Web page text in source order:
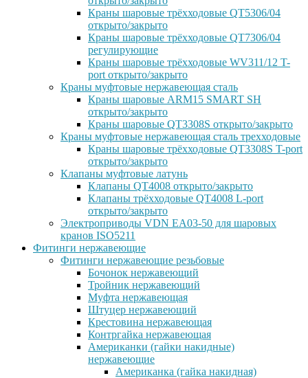
Краны шаровые трёхходовые QT5306/04
открыто/закрыто
Краны шаровые трёхходовые QT7306/04
регулирующие
Краны шаровые трёхходовые WV311/12 T-
port открыто/закрыто
Краны муфтовые нержавеющая сталь
Краны шаровые ARM15 SMART SH
открыто/закрыто
Краны шаровые QT3308S открыто/закрыто
Краны муфтовые нержавеющая сталь трехходовые
Краны шаровые трёхходовые QT3308S T-port
открыто/закрыто
Клапаны муфтовые латунь
Клапаны QT4008 открыто/закрыто
Клапаны трёхходовые QT4008 L-port
открыто/закрыто
Электроприводы VDN EA03-50 для шаровых
кранов ISO5211
Фитинги нержавеющие
Фитинги нержавеющие резьбовые
Бочонок нержавеющий
Тройник нержавеющий
Муфта нержавеющая
Штуцер нержавеющий
Крестовина нержавеющая
Контргайка нержавеющая
Американки (гайки накидные)
нержавеющие
Американка (гайка накидная)